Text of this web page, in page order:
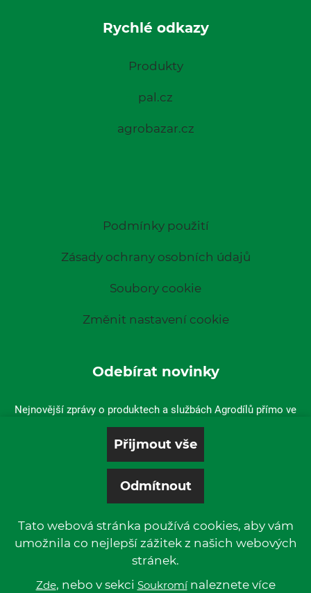
Rychlé odkazy
Produkty
pal.cz
agrobazar.cz
Podmínky použití
Zásady ochrany osobních údajů
Soubory cookie
Změnit nastavení cookie
Odebírat novinky
Nejnovější zprávy o produktech a službách Agrodílů přímo ve
vaší doručené poště.
© 2019 P & L, spol. s r. o. | All rights reserved.
Powered byKentico
Tato webová stránka používá cookies, aby vám
umožnila co nejlepší zážitek z našich webových
stránek.
Zde, nebo v sekci Soukromínaleznete více